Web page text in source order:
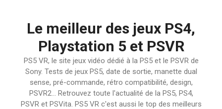
Le meilleur des jeux PS4,
Playstation 5 et PSVR
PS5 VR, le site jeux vidéo dédié à la PS5 et le PSVR de
Sony. Tests de jeux PS5, date de sortie, manette dual
sense, pré-commande, rétro compatibilité, design,
PSVR2… Retrouvez toute l'actualité de la PS5, PS4,
PSVR et PSVita. PS5 VR c'est aussi le top des meilleurs